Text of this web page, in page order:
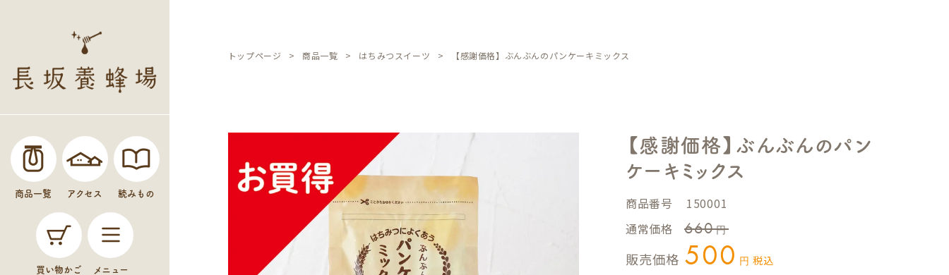
商品一覧 アクセス 読みもの
買い物かご メニュー
トップページ 商品一覧 はちみつスイーツ 【感謝価格】ぶんぶんのパンケーキミックス
【感謝価格】ぶんぶんのパン
ケーキミックス
商品番号
150001
通常価格
660
販売価格 500 税込